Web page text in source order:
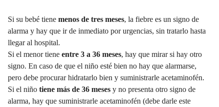
Si su bebé tiene menos de tres meses, la fiebre es un signo de
alarma y hay que ir de inmediato por urgencias, sin tratarlo hasta
llegar al hospital.
Si el menor tiene entre 3 a 36 meses, hay que mirar si hay otro
signo. En caso de que el niño esté bien no hay que alarmarse,
pero debe procurar hidratarlo bien y suministrarle acetaminofén.
Si el niño tiene más de 36 meses y no presenta otro signo de
alarma, hay que suministrarle acetaminofén (debe darle este